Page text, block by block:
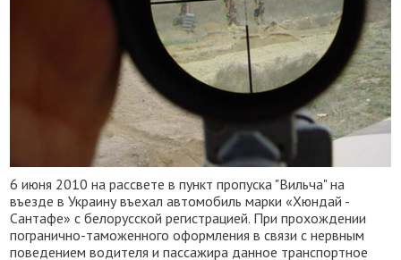
6 июня 2010 на рассвете в пункт пропуска "Вильча" на
въезде в Украину въехал автомобиль марки «Хюндай -
Сантафе» с белорусской регистрацией. При прохождении
погранично-таможенного оформления в связи с нервным
поведением водителя и пассажира данное транспортное